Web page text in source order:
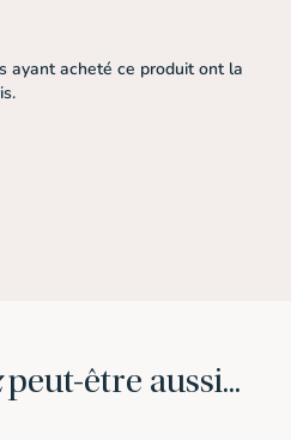
ayant acheté ce produit ont la
peut-être aussi...